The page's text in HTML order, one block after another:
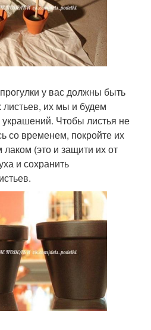
у вас должны быть
их мы и будем
украшений. Чтобы листья не
со временем, покройте их
(это и защити их от
и сохранить